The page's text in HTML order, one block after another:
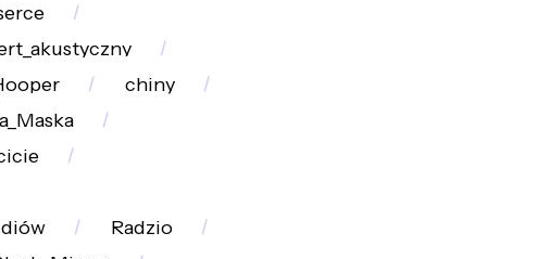
chiny
Radzio